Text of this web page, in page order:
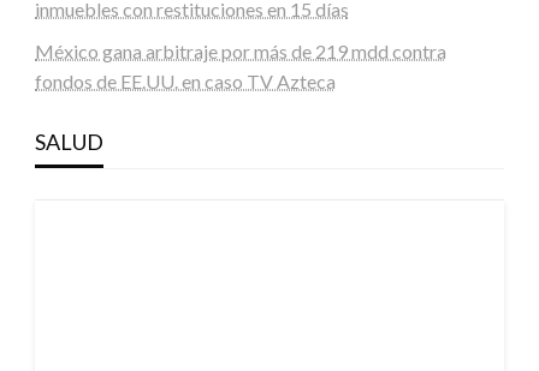
inmuebles con restituciones en 15 días
México gana arbitraje por más de 219 mdd contra
fondos de EE.UU. en caso TV Azteca
SALUD